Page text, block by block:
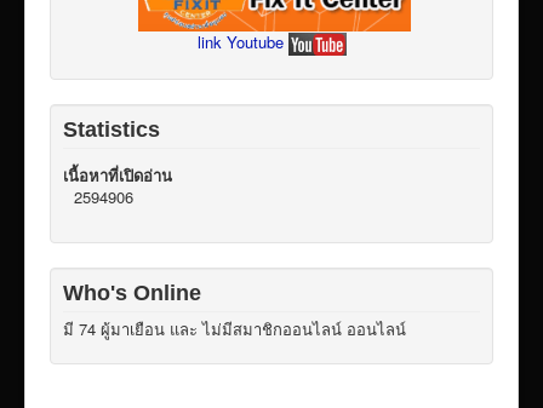
link Youtube
Statistics
เนื้อหาที่เปิดอ่าน
2594906
Who's Online
มี 74 ผู้มาเยือน และ ไม่มีสมาชิกออนไลน์ ออนไลน์